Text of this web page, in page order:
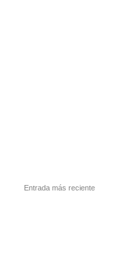
Entrada más reciente